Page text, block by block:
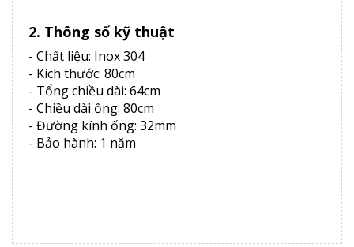
2. Thông số kỹ thuật
- Chất liệu: Inox 304
- Kích thước: 80cm
- Tổng chiều dài: 64cm
- Chiều dài ống: 80cm
- Đường kính ống: 32mm
- Bảo hành: 1 năm